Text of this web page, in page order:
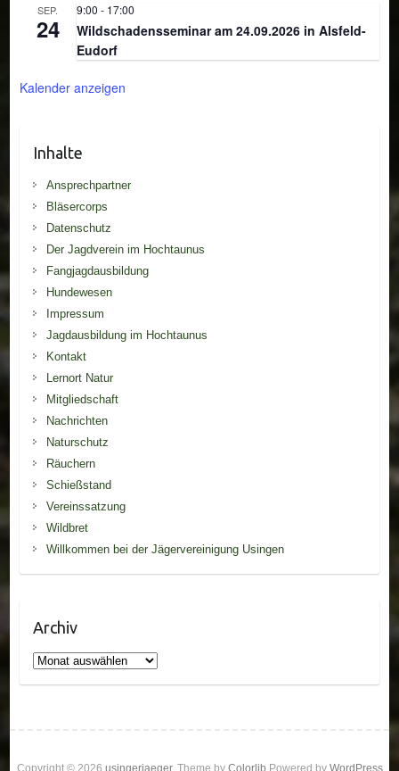
SEP.
24
9:00 - 17:00
Wildschadensseminar am 24.09.2026 in Alsfeld-
Eudorf
Kalender anzeigen
Inhalte
Ansprechpartner
Bläsercorps
Datenschutz
Der Jagdverein im Hochtaunus
Fangjagdausbildung
Hundewesen
Impressum
Jagdausbildung im Hochtaunus
Kontakt
Lernort Natur
Mitgliedschaft
Nachrichten
Naturschutz
Räuchern
Schießstand
Vereinssatzung
Wildbret
Willkommen bei der Jägervereinigung Usingen
Archiv
Archiv
Copyright © 2026 usingerjaeger. Theme by Colorlib Powered by WordPress